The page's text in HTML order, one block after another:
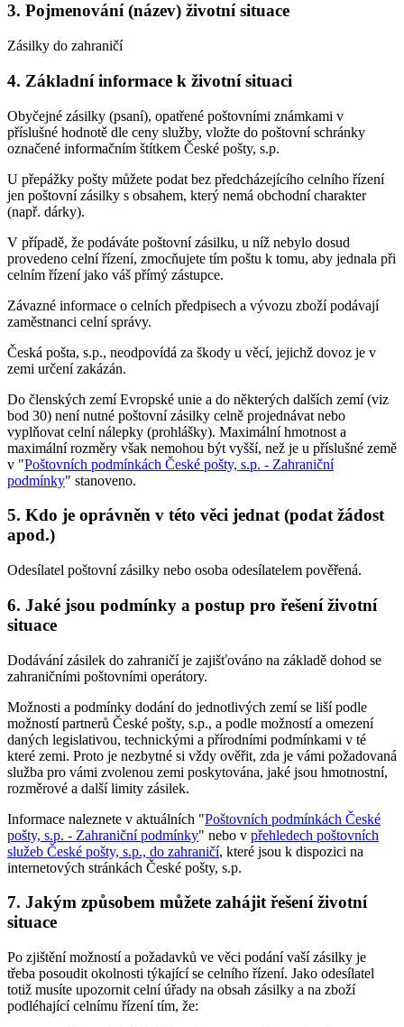
3. Pojmenování (název) životní situace
Zásilky do zahraničí
4. Základní informace k životní situaci
Obyčejné zásilky (psaní), opatřené poštovními známkami v
příslušné hodnotě dle ceny služby, vložte do poštovní schránky
označené informačním štítkem České pošty, s.p.
U přepážky pošty můžete podat bez předcházejícího celního řízení
jen poštovní zásilky s obsahem, který nemá obchodní charakter
(např. dárky).
V případě, že podáváte poštovní zásilku, u níž nebylo dosud
provedeno celní řízení, zmocňujete tím poštu k tomu, aby jednala při
celním řízení jako váš přímý zástupce.
Závazné informace o celních předpisech a vývozu zboží podávají
zaměstnanci celní správy.
Česká pošta, s.p., neodpovídá za škody u věcí, jejichž dovoz je v
zemi určení zakázán.
Do členských zemí Evropské unie a do některých dalších zemí (viz
bod 30) není nutné poštovní zásilky celně projednávat nebo
vyplňovat celní nálepky (prohlášky). Maximální hmotnost a
maximální rozměry však nemohou být vyšší, než je u příslušné země
v "Poštovních podmínkách České pošty, s.p. - Zahraniční
podmínky" stanoveno.
5. Kdo je oprávněn v této věci jednat (podat žádost
apod.)
Odesílatel poštovní zásilky nebo osoba odesílatelem pověřená.
6. Jaké jsou podmínky a postup pro řešení životní
situace
Dodávání zásilek do zahraničí je zajišťováno na základě dohod se
zahraničními poštovními operátory.
Možnosti a podmínky dodání do jednotlivých zemí se liší podle
možností partnerů České pošty, s.p., a podle možností a omezení
daných legislativou, technickými a přírodními podmínkami v té
které zemi. Proto je nezbytné si vždy ověřit, zda je vámi požadovaná
služba pro vámi zvolenou zemi poskytována, jaké jsou hmotnostní,
rozměrové a další limity zásilek.
Informace naleznete v aktuálních "Poštovních podmínkách České
pošty, s.p. - Zahraniční podmínky" nebo v přehledech poštovních
služeb České pošty, s.p., do zahraničí, které jsou k dispozici na
internetových stránkách České pošty, s.p.
7. Jakým způsobem můžete zahájit řešení životní
situace
Po zjištění možností a požadavků ve věci podání vaší zásilky je
třeba posoudit okolnosti týkající se celního řízení. Jako odesílatel
totiž musíte upozornit celní úřady na obsah zásilky a na zboží
podléhající celnímu řízení tím, že: